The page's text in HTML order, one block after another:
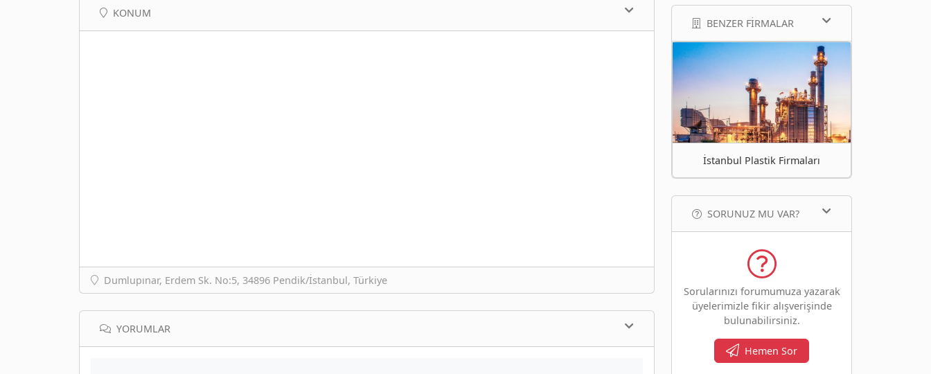
KONUM
Dumlupınar, Erdem Sk. No:5, 34896 Pendik/İstanbul, Türkiye
YORUMLAR
BENZER FIRMALAR
İstanbul Plastik Firmaları
SORUNUZ MU VAR?
Sorularınızı forumumuza yazarak
üyelerimizle fikir alışverişinde
bulunabilirsiniz.
Hemen Sor